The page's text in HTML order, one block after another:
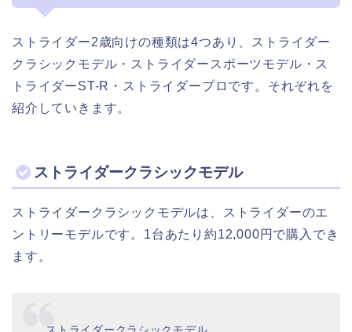
ストライダー2歳向けの種類は4つあり、ストライダー
クラシックモデル・ストライダースポーツモデル・ス
トライダーST-R・ストライダープロです。それぞれを
紹介していきます。
ストライダークラシックモデル
ストライダークラシックモデルは、ストライダーのエ
ントリーモデルです。1台あたり約12,000円で購入でき
ます。